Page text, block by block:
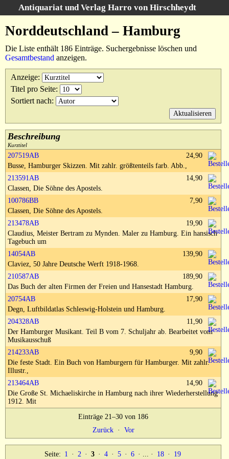
Antiquariat und Verlag Harro von Hirschheydt
Unsere Bücher
Suche
Gebiete
Suchergebnisse
Warenkorb
Kataloge
Über uns
AGB
Widerruf
Datenschutz
Versand&Zahlung
Impressum
Norddeutschland – Hamburg
Die Liste enthält 186 Einträge. Suchergebnisse löschen und
Gesamtbestand anzeigen.
Anzeige:
Titel pro Seite:
Sortiert nach:
Beschreibung
Kurztitel
207519AB
Busse, Hamburger Skizzen. Mit zahlr. größtenteils farb. Abb.,
24,90
213591AB
Classen, Die Söhne des Apostels.
14,90
100786BB
Classen, Die Söhne des Apostels.
7,90
213478AB
Claudius, Meister Bertram zu Mynden. Maler zu Hamburg. Ein hansisch
Tagebuch um
19,90
14054AB
Claviez, 50 Jahre Deutsche Werft 1918-1968.
139,90
210587AB
Das Buch der alten Firmen der Freien und Hansestadt Hamburg.
189,90
20754AB
Degn, Luftbildatlas Schleswig-Holstein und Hamburg.
17,90
204328AB
Der Hamburger Musikant. Teil B vom 7. Schuljahr ab. Bearbeitet vom
Musikausschuß
11,90
214233AB
Die feste Stadt. Ein Buch von Hamburgern für Hamburger. Mit zahlr.
Illustr.,
9,90
213464AB
Die Große St. Michaeliskirche in Hamburg nach ihrer Wiederherstellung
1912. Mit
14,90
Einträge 21–30 von 186
Zurück
· Vor
Seite: 1 · 2 · 3 · 4 · 5 · 6 · ... · 18 · 19